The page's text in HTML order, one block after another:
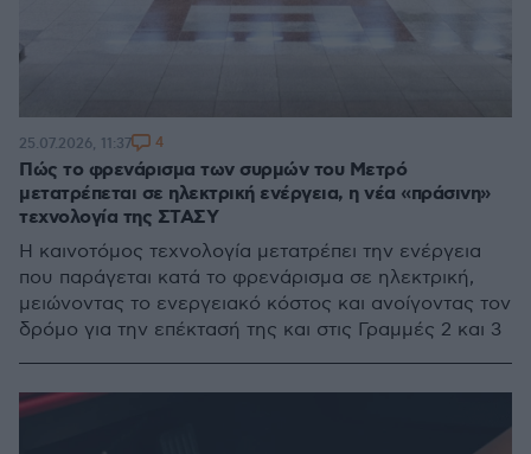
Πώς το φρενάρισμα των συρμών του Μετρό
μετατρέπεται σε ηλεκτρική ενέργεια, η νέα «πράσινη»
τεχνολογία της ΣΤΑΣΥ
Η καινοτόμος τεχνολογία μετατρέπει την ενέργεια
που παράγεται κατά το φρενάρισμα σε ηλεκτρική,
μειώνοντας το ενεργειακό κόστος και ανοίγοντας τον
δρόμο για την επέκτασή της και στις Γραμμές 2 και 3
25.07.2026, 11:37 4